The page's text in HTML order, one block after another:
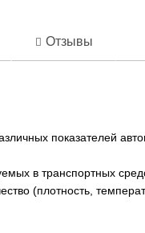
Отзывы
показателей
в транспортных
(плотность,